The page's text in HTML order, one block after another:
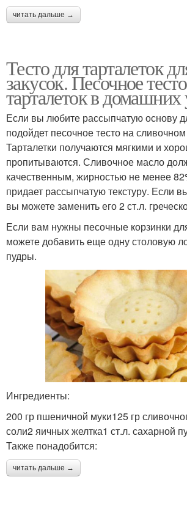
читать дальше →
Тесто для тарталеток
закусок. Песочное
тарталеток в домашних
Если вы любите рассыпчатую основу
подойдет песочное тесто на
Тарталетки получаются мягкими и
пропитываются. Сливочное масло
качественным, жирностью не менее
придает рассыпчатую текстуру. Если
вы можете заменить его 2 ст.л.
Если вам нужны песочные корзинки
можете добавить еще одну столовую
пудры.
Ингредиенты:
200 гр пшеничной муки125 гр
соли2 яичных желтка1 ст.л. сахарной
Также понадобится:
читать дальше →